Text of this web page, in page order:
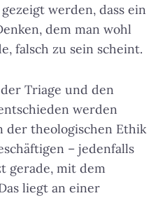
werden, dass ein
dem man wohl
falsch zu sein scheint.
Triage und den
werden
der theologischen Ethik
– jedenfalls
gerade, mit dem
liegt an einer